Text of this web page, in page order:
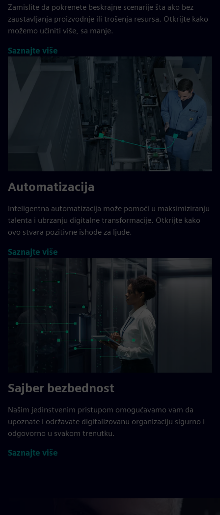
Zamislite da pokrenete beskrajne scenarije šta ako bez
zaustavljanja proizvodnje ili trošenja resursa. Otkrijte kako
možemo učiniti više, sa manje.
Saznajte više
Automatizacija
Inteligentna automatizacija može pomoći u maksimiziranju
talenta i ubrzanju digitalne transformacije. Otkrijte kako
ovo stvara pozitivne ishode za ljude.
Saznajte više
Sajber bezbednost
Našim jedinstvenim pristupom omogućavamo vam da
upoznate i održavate digitalizovanu organizaciju sigurno i
odgovorno u svakom trenutku.
Saznajte više